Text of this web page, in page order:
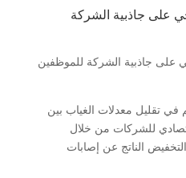
على جاذبية الشركة
في تقليل معدلات الغياب بين
للشركات من خلال
الناتج عن إصابات